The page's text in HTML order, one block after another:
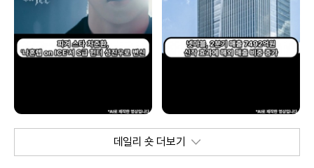
데일리 숏 더보기